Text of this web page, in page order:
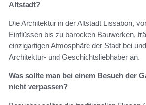
Altstadt?
Die Architektur in der Altstadt Lissabon,
Einflüssen bis zu barocken Bauwerken,
einzigartigen Atmosphäre der Stadt bei
Architektur- und Geschichtsliebhaber an.
Was sollte man bei einem Besuch der
nicht verpassen?